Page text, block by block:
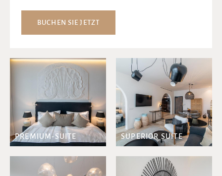
BUCHEN SIE JETZT
PREMIUM-SUITE SUPERIOR SUITE